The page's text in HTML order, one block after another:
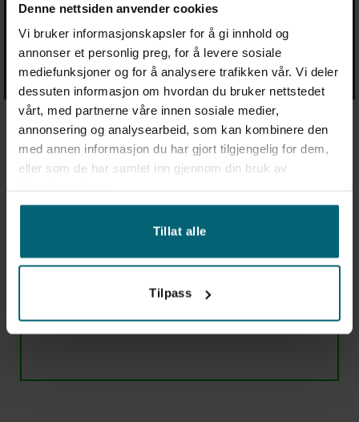
Denne nettsiden anvender cookies
Vi bruker informasjonskapsler for å gi innhold og
annonser et personlig preg, for å levere sosiale
mediefunksjoner og for å analysere trafikken vår. Vi deler
dessuten informasjon om hvordan du bruker nettstedet
vårt, med partnerne våre innen sosiale medier,
annonsering og analysearbeid, som kan kombinere den
med annen informasjon du har gjort tilgjengelig for dem,
eller som de har samlet inn gjennom din bruk av
Tillat alle
Tilpass
Priserna vi arbetar med på våra hemsidor är ett
angivet slutkundspris. Uthyrningsföretag och andra
Kontakta oss för ett bra erbjudande och bra
finansieringslösningar!